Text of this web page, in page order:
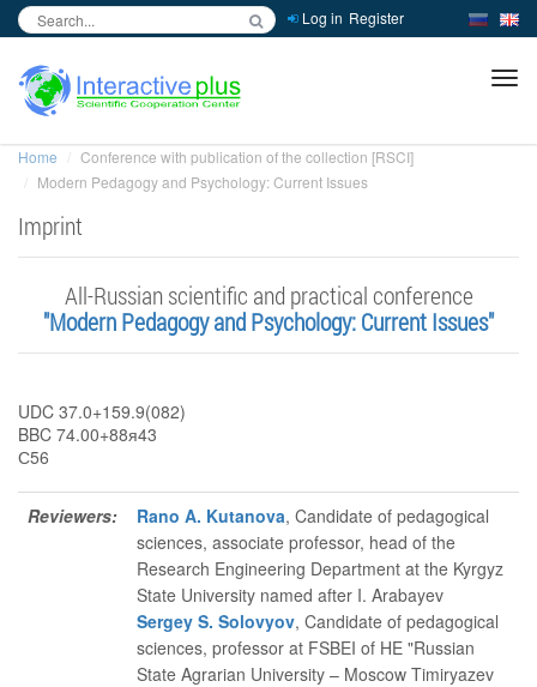
Log in Register
Home
Conference with publication of the collection [RSCI]
Modern Pedagogy and Psychology: Current Issues
Imprint
Аll-Russian scientific and practical conference
"Modern Pedagogy and Psychology: Current Issues"
UDC 37.0+159.9(082)
BBC 74.00+88я43
С56
Reviewers: Rano A. Kutanova, Candidate of pedagogical
sciences, associate professor, head of the
Research Engineering Department at the Kyrgyz
State University named after I. Arabayev
Sergey S. Solovyov, Candidate of pedagogical
sciences, professor at FSBEI of HE "Russian
State Agrarian University – Moscow Timiryazev